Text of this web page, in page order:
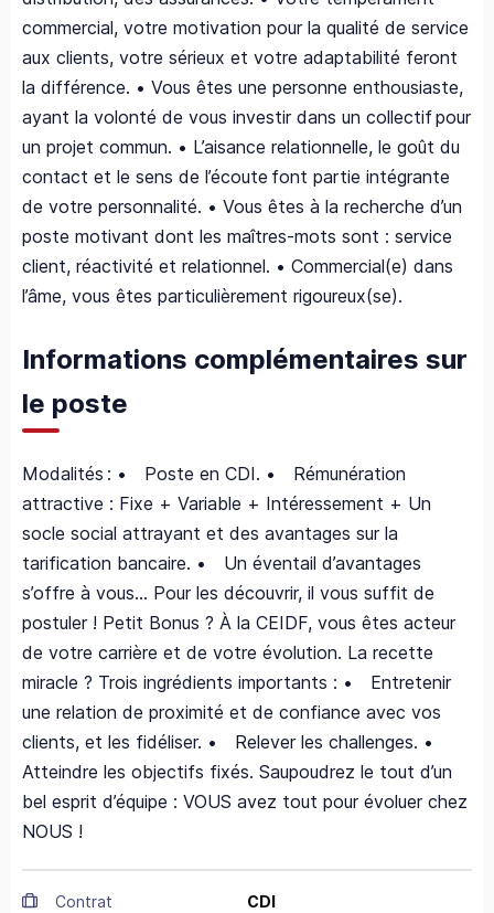
commercial, votre motivation pour la qualité de service
aux clients, votre sérieux et votre adaptabilité feront
la différence. • Vous êtes une personne enthousiaste,
ayant la volonté de vous investir dans un collectif pour
un projet commun. • L’aisance relationnelle, le goût du
contact et le sens de l’écoute font partie intégrante
de votre personnalité. • Vous êtes à la recherche d’un
poste motivant dont les maîtres-mots sont : service
client, réactivité et relationnel. • Commercial(e) dans
l’âme, vous êtes particulièrement rigoureux(se).
Informations complémentaires sur
le poste
Modalités : • Poste en CDI. • Rémunération
attractive : Fixe + Variable + Intéressement + Un
socle social attrayant et des avantages sur la
tarification bancaire. • Un éventail d’avantages
s’offre à vous… Pour les découvrir, il vous suffit de
postuler ! Petit Bonus ? À la CEIDF, vous êtes acteur
de votre carrière et de votre évolution. La recette
miracle ? Trois ingrédients importants : • Entretenir
une relation de proximité et de confiance avec vos
clients, et les fidéliser. • Relever les challenges. •
Atteindre les objectifs fixés. Saupoudrez le tout d’un
bel esprit d’équipe : VOUS avez tout pour évoluer chez
NOUS !
Contrat CDI